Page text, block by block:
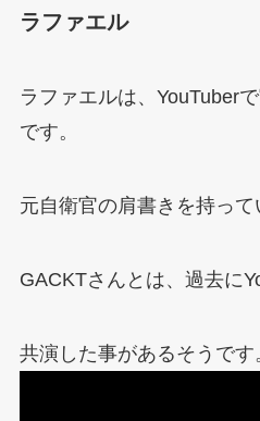
ラファエル
ラファエルは、YouTuber
です。
元自衛官の肩書きを持って
GACKTさんとは、過去に
共演した事があるそうです